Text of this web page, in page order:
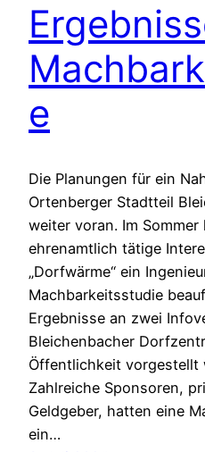
e
Die Planungen für ein
Ortenberger Stadtteil
weiter voran. Im
ehrenamtlich tätige
„Dorfwärme“ ein
Machbarkeitsstudie
Ergebnisse an zwei
Bleichenbacher
Öffentlichkeit vorgestellt
Zahlreiche Sponsoren,
Geldgeber, hatten eine
ein…